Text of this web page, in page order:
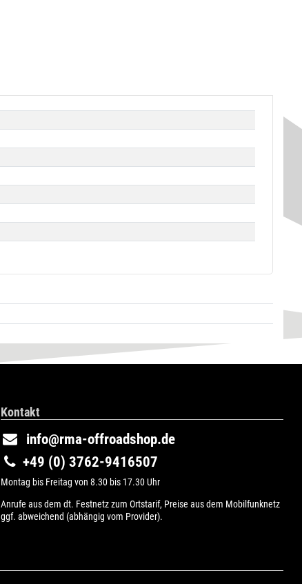
Kontakt
info@rma-offroadshop.de
+49 (0) 3762-9416507
Montag bis Freitag von 8.30 bis 17.30 Uhr
Anrufe aus dem dt. Festnetz zum Ortstarif, Preise aus dem Mobilfunknetz
ggf. abweichend (abhängig vom Provider).